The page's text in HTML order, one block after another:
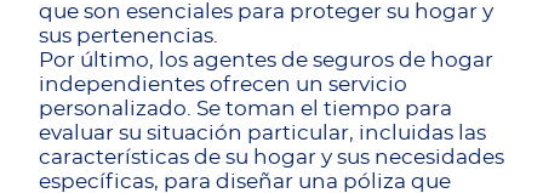
que son esenciales para proteger su hogar y
sus pertenencias.
Por último, los agentes de seguros de hogar
independientes ofrecen un servicio
personalizado. Se toman el tiempo para
evaluar su situación particular, incluidas las
características de su hogar y sus necesidades
específicas, para diseñar una póliza que